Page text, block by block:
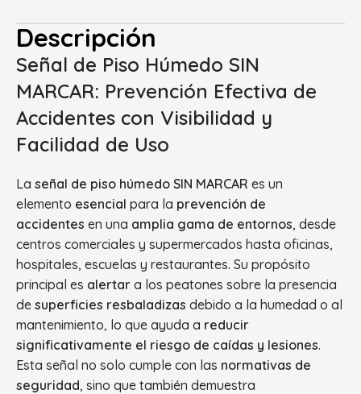
Descripción
Señal de Piso Húmedo SIN
MARCAR: Prevención Efectiva de
Accidentes con Visibilidad y
Facilidad de Uso
La señal de piso húmedo SIN MARCAR es un
elemento esencial para la prevención de
accidentes en una amplia gama de entornos, desde
centros comerciales y supermercados hasta oficinas,
hospitales, escuelas y restaurantes. Su propósito
principal es alertar a los peatones sobre la presencia
de superficies resbaladizas debido a la humedad o al
mantenimiento, lo que ayuda a reducir
significativamente el riesgo de caídas y lesiones.
Esta señal no solo cumple con las normativas de
seguridad, sino que también demuestra